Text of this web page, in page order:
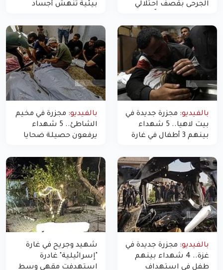
الجرحى بقصف احتلالي
بيئية تنهش أجساد
بالفيديو: مجزرة جديدة في
بيت لاهيا.. 5 شهداء
بينهم 3 أطفال في غارة
غزة
بالفيديو: مجزرة في مخيم
الشاطئ.. 5 شهداء
يرفعون حصيلة ضحايا
بالفيديو: مجزرة جديدة في
غزة.. 4 شهداء بينهم
طفل في استهداف
شهيد وجريح في غارة
"إسرائيلية" غادرة
استهدفت مقهى وسط